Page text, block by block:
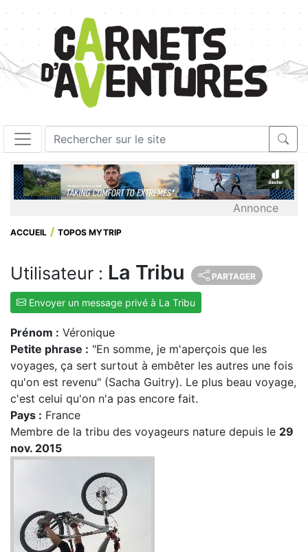
Annonce
ACCUEIL TOPOS MYTRIP
Utilisateur : La Tribu PARTAGER
Envoyer un message privé à La Tribu
Prénom : Véronique
Petite phrase : "En somme, je m'aperçois que les
voyages, ça sert surtout à embêter les autres une fois
qu'on est revenu" (Sacha Guitry). Le plus beau voyage,
c'est celui qu'on n'a pas encore fait.
Pays : France
Membre de la tribu des voyageurs nature depuis le 29
nov. 2015